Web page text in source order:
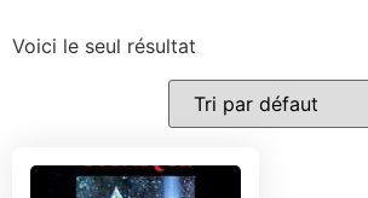
Voici le seul résultat